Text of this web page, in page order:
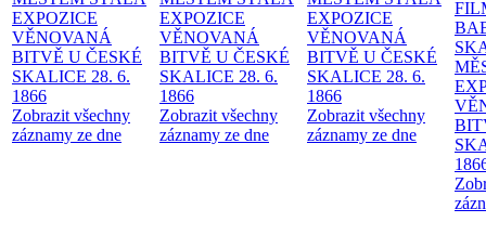
EXPOZICE
VĚNOVANÁ
BITVĚ U ČESKÉ
SKALICE 28. 6.
1866
Zobrazit všechny
záznamy ze dne
EXPOZICE
VĚNOVANÁ
BITVĚ U ČESKÉ
SKALICE 28. 6.
1866
Zobrazit všechny
záznamy ze dne
EXPOZICE
VĚNOVANÁ
BITVĚ U ČESKÉ
SKALICE 28. 6.
1866
Zobrazit všechny
záznamy ze dne